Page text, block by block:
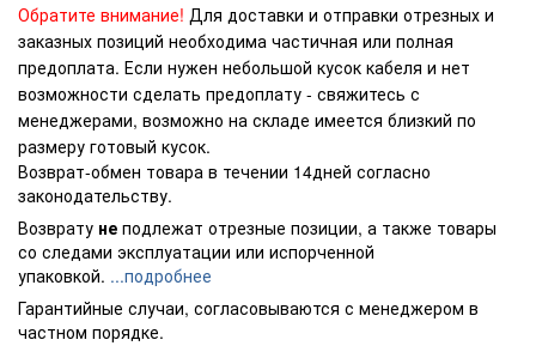
Обратите внимание! Для доставки и отправки отрезных и
заказных позиций необходима частичная или полная
предоплата. Если нужен небольшой кусок кабеля и нет
возможности сделать предоплату - свяжитесь с
менеджерами, возможно на складе имеется близкий по
размеру готовый кусок.
Возврат-обмен товара в течении 14дней согласно
законодательству.
Возврату не подлежат отрезные позиции, а также товары
со следами эксплуатации или испорченной
упаковкой. ...подробнее
Гарантийные случаи, согласовываются с менеджером в
частном порядке.